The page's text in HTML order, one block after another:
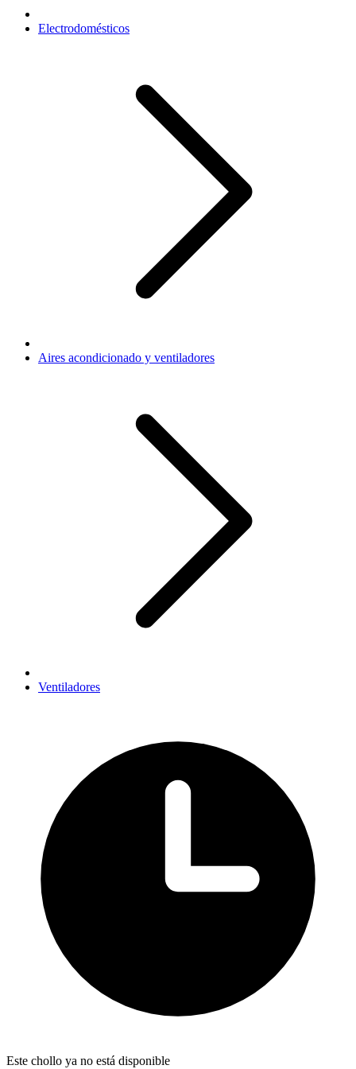
Electrodomésticos
Aires acondicionado y ventiladores
Ventiladores
Este chollo ya no está disponible